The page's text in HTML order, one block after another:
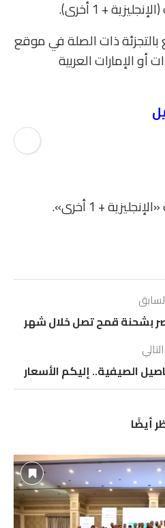
+ 1 أخرى).
ذات الصلة في موقع
الإمارات العربية
+ 1 أخرى».
بشحنة قمح تصل خلال شهر
التالي
الصيفية.. إليكم الأسعار
أيضًا